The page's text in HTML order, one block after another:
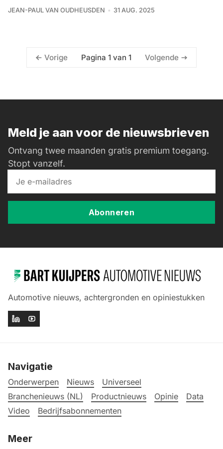
JEAN-PAUL VAN OUDHEUSDEN 31 AUG. 2025
Vorige Pagina 1 van 1 Volgende
Meld je aan voor de nieuwsbrieven
Ontvang twee maanden gratis premium toegang.
Stopt vanzelf.
Abonneren
Automotive nieuws, achtergronden en opiniestukken
Navigatie
Onderwerpen Nieuws
Universeel
Branchenieuws (NL)
Productnieuws Opinie
Data
Video
Bedrijfsabonnementen
Meer